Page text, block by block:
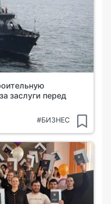
заслуги перед
#БИЗНЕС